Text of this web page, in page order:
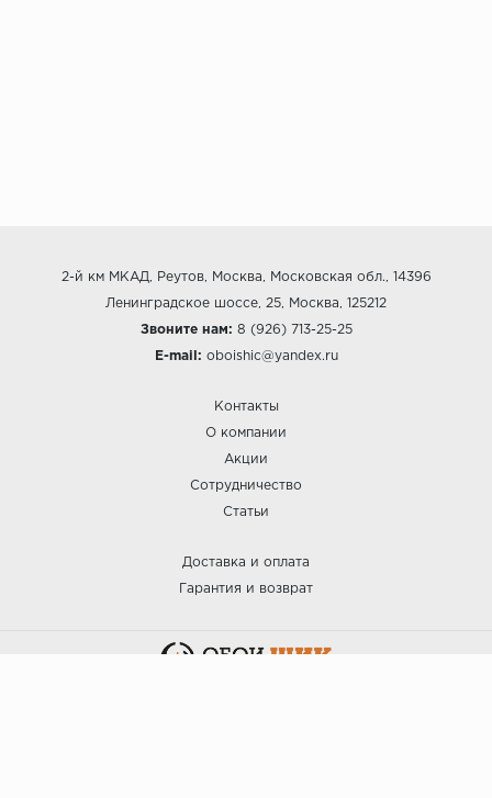
2-й км МКАД, Реутов, Москва, Московская обл., 14396
Ленинградское шоссе, 25, Москва, 125212
Звоните нам: 8 (926) 713-25-25
E-mail: oboishic@yandex.ru
Контакты
О компании
Акции
Сотрудничество
Статьи
Доставка и оплата
Гарантия и возврат